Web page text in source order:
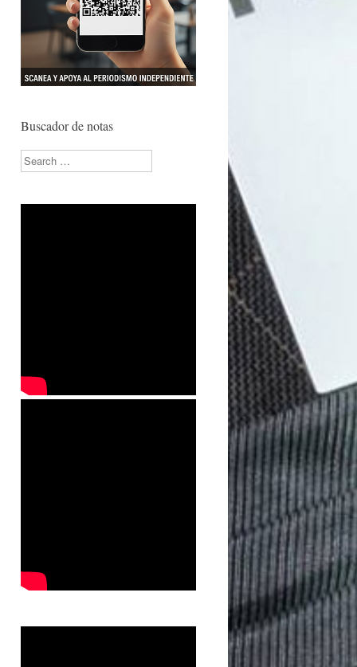
Buscador de notas
Search